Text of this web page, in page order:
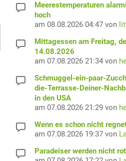
Meerestemperaturen
hoch
am 08.08.2026 04:47 von
Mittagessen am Freitag,
14.08.2026
am 07.08.2026 21:34 von
Schmuggel-ein-paar-
die-Terrasse-Deiner-
in den USA
am 07.08.2026 21:29 von
Wenn es schon nicht
am 07.08.2026 19:37 von
Paradeiser werden nicht rot